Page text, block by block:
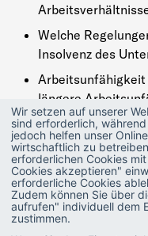
Wir setzen auf unserer
sind erforderlich,
jedoch helfen unser
wirtschaftlich zu
erforderlichen Cookies
Cookies akzeptieren"
erforderliche Cookies
Zudem können Sie über
aufrufen" individuell dem
zustimmen.
Welche
Insolvenz des
Arbeitsunfähigkeit
längere
wirkt sich sowohl
auf die Dauer des
diesem Fall eine
Ansparzeitraums
Bei Modellenohne